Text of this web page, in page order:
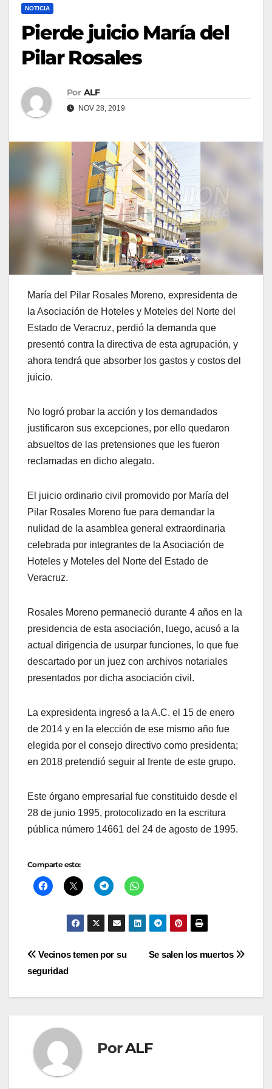
NOTICIA
Pierde juicio María del
Pilar Rosales
Por ALF
NOV 28, 2019
María del Pilar Rosales Moreno, expresidenta de
la Asociación de Hoteles y Moteles del Norte del
Estado de Veracruz, perdió la demanda que
presentó contra la directiva de esta agrupación, y
ahora tendrá que absorber los gastos y costos del
juicio.
No logró probar la acción y los demandados
justificaron sus excepciones, por ello quedaron
absueltos de las pretensiones que les fueron
reclamadas en dicho alegato.
El juicio ordinario civil promovido por María del
Pilar Rosales Moreno fue para demandar la
nulidad de la asamblea general extraordinaria
celebrada por integrantes de la Asociación de
Hoteles y Moteles del Norte del Estado de
Veracruz.
Rosales Moreno permaneció durante 4 años en la
presidencia de esta asociación, luego, acusó a la
actual dirigencia de usurpar funciones, lo que fue
descartado por un juez con archivos notariales
presentados por dicha asociación civil.
La expresidenta ingresó a la A.C. el 15 de enero
de 2014 y en la elección de ese mismo año fue
elegida por el consejo directivo como presidenta;
en 2018 pretendió seguir al frente de este grupo.
Este órgano empresarial fue constituido desde el
28 de junio 1995, protocolizado en la escritura
pública número 14661 del 24 de agosto de 1995.
Comparte esto:
Navegación
de
Se salen los muertos
Vecinos temen por su
seguridad
PorALF